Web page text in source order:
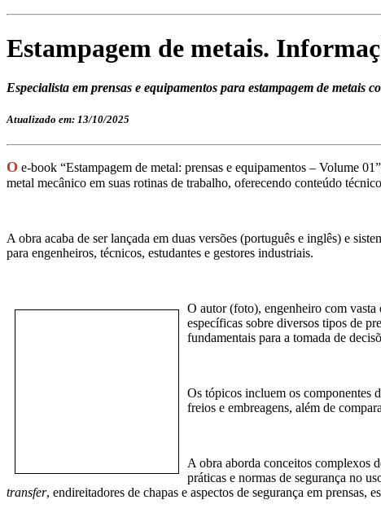
Estampagem de metais.
Especialista em prensas e equipamentos para estampagem de
Atualizado em: 13/10/2025
O e-book “Estampagem de metal: prensas e equipamentos – Volume
metal mecânico em suas rotinas de trabalho, oferecendo conteúdo
A obra acaba de ser lançada em duas versões (português e inglês) e
para engenheiros, técnicos, estudantes e gestores industriais.
O autor (foto), engenheiro com
específicas sobre diversos tipos de
fundamentais para a tomada de
Os tópicos incluem os componentes
freios e embreagens, além de
A obra aborda conceitos complexos
práticas e normas de segurança no
transfer, endireitadores de chapas e aspectos de segurança em prensas,